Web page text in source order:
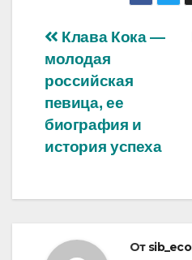
Навигация
по
записям
Клава Кока —
молодая
российская
певица, ее
биография и
история успеха
От